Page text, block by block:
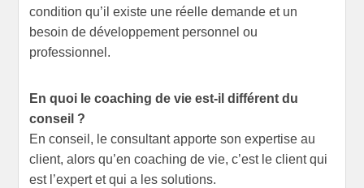
condition qu’il existe une réelle demande et un
besoin de développement personnel ou
professionnel.
En quoi le coaching de vie est-il différent du
conseil ?
En conseil, le consultant apporte son expertise au
client, alors qu’en coaching de vie, c’est le client qui
est l’expert et qui a les solutions.